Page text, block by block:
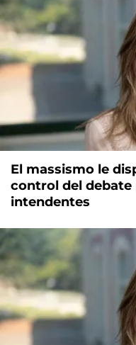
El massismo le
control del debate
intendentes